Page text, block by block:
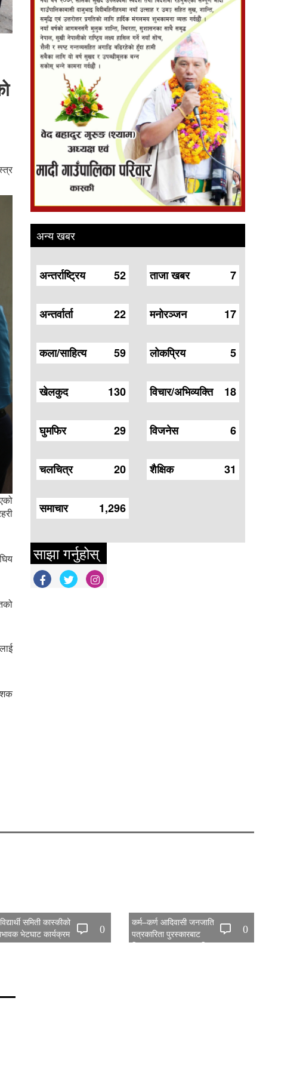
अन्य खबर
52
अन्तर्राष्ट्रिय
22
अन्तर्वार्ता
59
कला/साहित्य
130
खेलकुद
29
घुमफिर
20
चलचित्र
7
ताजा खबर
17
मनोरञ्जन
5
लोकप्रिय
18
विचार/अभिव्यक्ति
6
विजनेस
31
शैक्षिक
1,296
समाचार
साझा गर्नुहोस्
0
समिती कास्कीको
भेटघाट कार्यक्रम
0
कर्म–कर्ण आदिवासी जनजाति
पत्रकारिता पुरस्कारबाट
हितानमगर र गुरुङ सम्मानित